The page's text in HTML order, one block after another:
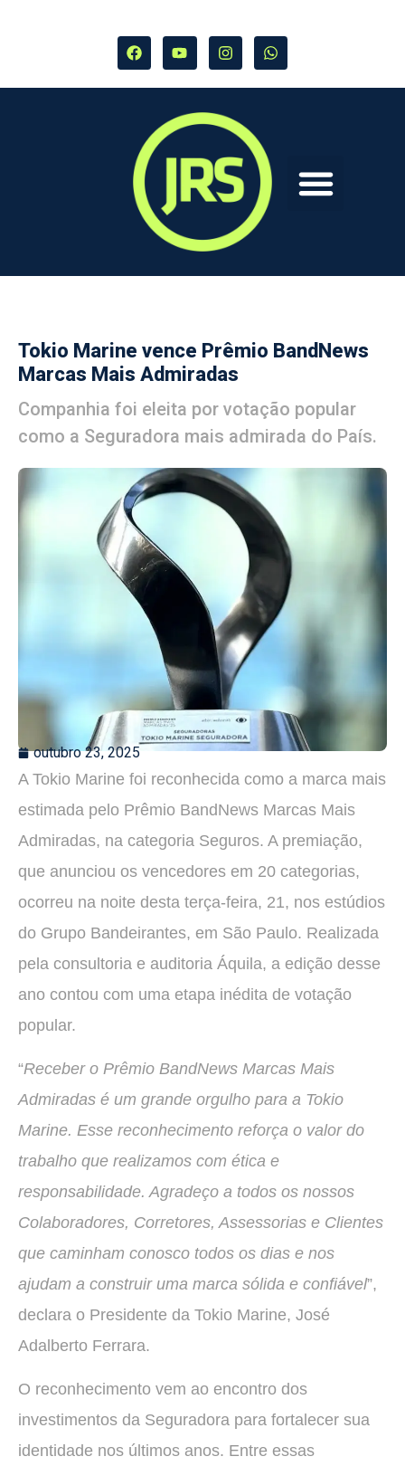
Tokio Marine vence Prêmio BandNews
Marcas Mais Admiradas
Companhia foi eleita por votação popular
como a Seguradora mais admirada do País.
outubro 23, 2025
A Tokio Marine foi reconhecida como a marca mais
estimada pelo Prêmio BandNews Marcas Mais
Admiradas, na categoria Seguros. A premiação,
que anunciou os vencedores em 20 categorias,
ocorreu na noite desta terça-feira, 21, nos estúdios
do Grupo Bandeirantes, em São Paulo. Realizada
pela consultoria e auditoria Áquila, a edição desse
ano contou com uma etapa inédita de votação
popular.
“Receber o Prêmio BandNews Marcas Mais
Admiradas é um grande orgulho para a Tokio
Marine. Esse reconhecimento reforça o valor do
trabalho que realizamos com ética e
responsabilidade. Agradeço a todos os nossos
Colaboradores, Corretores, Assessorias e Clientes
que caminham conosco todos os dias e nos
ajudam a construir uma marca sólida e confiável”,
declara o Presidente da Tokio Marine, José
Adalberto Ferrara.
O reconhecimento vem ao encontro dos
investimentos da Seguradora para fortalecer sua
identidade nos últimos anos. Entre essas